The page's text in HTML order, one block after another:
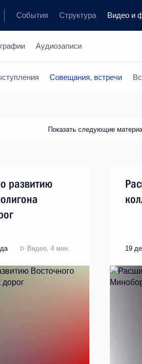
События Структура Видео и
Аудиозаписи
Совещания, встречи
Показать следующие
развитию
Видео, 4 мин. 19